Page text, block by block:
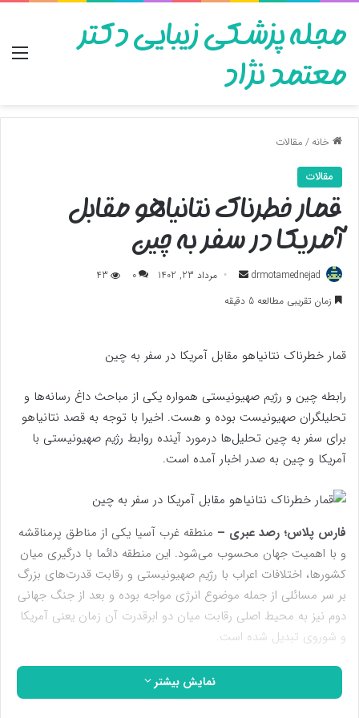
مجله پزشکی زیبایی دکتر
معتمد نژاد
خانه/مقالات
مقالات
قمار خطرناک نتانیاهو مقابل
آمریکا در سفر به چین
drmotamednejad
ارسال
به
مرداد 23, 1402 0
43
زمان تقریبی مطالعه 5 دقیقه
قمار خطرناک نتانیاهو مقابل آمریکا در سفر به چین
رابطه چین و رژیم صهیونیستی همواره یکی از مباحث داغ رسانه‌ها و
تحلیلگران صهیونیست بوده و هست. اخیرا با توجه به قصد نتانیاهو
برای سفر به چین تحلیل‌ها درمورد آینده روابط رژیم صهیونیستی با
آمریکا و چین به صدر اخبار آمده است.
فارس پلاس؛ رصد عبری – منطقه غرب آسیا یکی از مناطق پر‌مناقشه
و با اهمیت جهان محسوب می‌شود. این منطقه دائما با درگیری میان
کشورها، اختلافات اعراب با رژیم‌ صهیونیستی و رقابت قدرت‌های بزرگ
بر سر مسائلی از جمله موضوع انرژی مواجه بوده و بعد از جنگ جهانی
دوم نیز به محیط اصلی رقابت میان دو ابر‌قدرت آن زمان یعنی آمریکا
و شوروی تبدیل شده است.
چین در دوران جنگ سرد به واسطه سیاست‌های ضدکمونیستی غالب
بر اکثر کشورهای منطقه، روابطی سرد داشت. شاهد این مثال نیز رای
نمایش بیشتر